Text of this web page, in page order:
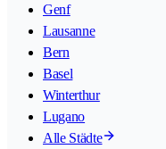
Genf
Lausanne
Bern
Basel
Winterthur
Lugano
Alle Städte